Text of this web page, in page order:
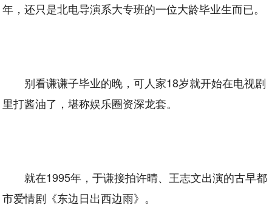
年，还只是北电导演系大专班的一位大龄毕业生而已。
别看谦谦子毕业的晚，可人家18岁就开始在电视剧
里打酱油了，堪称娱乐圈资深龙套。
就在1995年，于谦接拍许晴、王志文出演的古早都
市爱情剧《东边日出西边雨》。